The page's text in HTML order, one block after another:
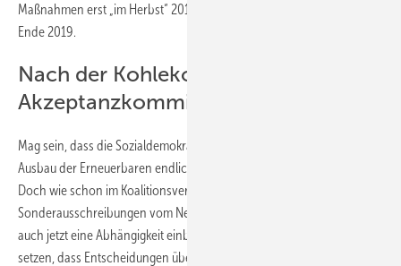
Maßnahmen erst „im Herbst“ 2019 fallen soll – also vielleicht ganz am
Ende 2019.
Nach der Kohlekommission eine
Akzeptanzkommission
Mag sein, dass die Sozialdemokraten wirklich dem schnelleren
Ausbau der Erneuerbaren endlich zum Durchbruch verhelfen wollen.
Doch wie schon im Koalitionsvertrag die Abhängigkeit der
Sonderausschreibungen vom Netzausbau haben sich die Genossen
auch jetzt eine Abhängigkeit einbauen lassen. Die SPD mag darauf
setzen, dass Entscheidungen über Höhenbegrenzungen und